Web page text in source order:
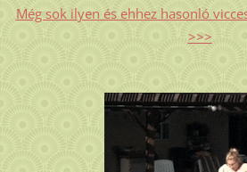
Még sok ilyen és ehhez hasonló
>>>